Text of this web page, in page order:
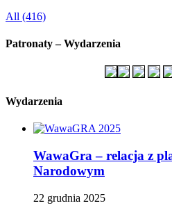
All (416)
Patronaty – Wydarzenia
Wydarzenia
WawaGra – relacja z
Narodowym
22 grudnia 2025